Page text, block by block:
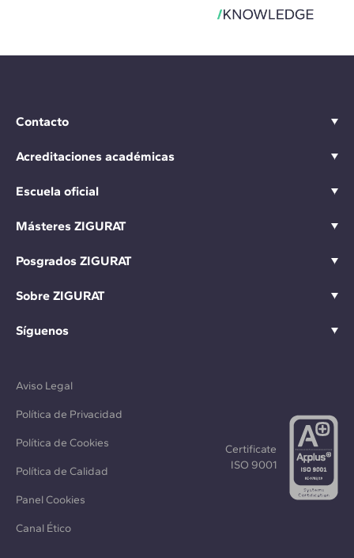
Contacto
Acreditaciones académicas
Escuela oficial
Másteres ZIGURAT
Posgrados ZIGURAT
Sobre ZIGURAT
Síguenos
Aviso Legal
Política de Privacidad
Política de Cookies
Política de Calidad
Panel Cookies
Canal Ético
Certificate
ISO 9001